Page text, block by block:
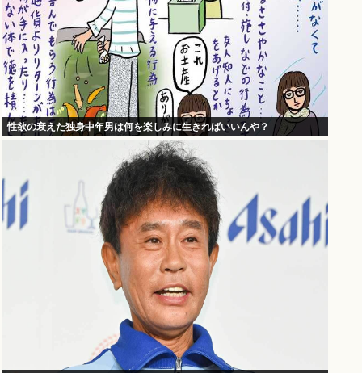
性欲の衰えた独身中年男は何を楽しみに生きればいいんや？